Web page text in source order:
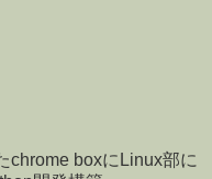
chrome boxにLinux部に